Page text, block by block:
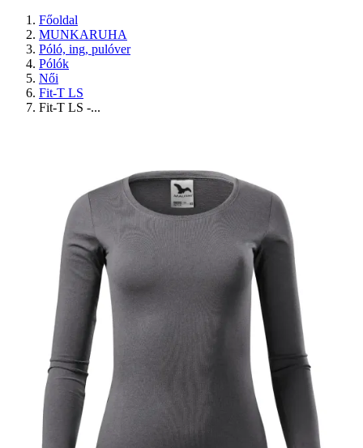
Főoldal
MUNKARUHA
Póló, ing, pulóver
Pólók
Női
Fit-T LS
Fit-T LS -...